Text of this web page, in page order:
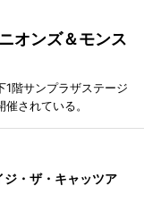
オンズ＆モンス
1階サンプラザステージ
されている。
・ザ・キャッツア